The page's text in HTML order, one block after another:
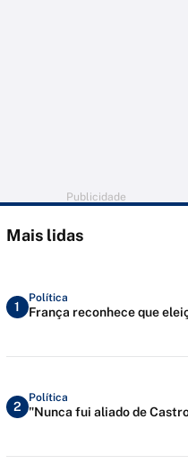
Publicidade
Mais lidas
1
Política
França reconhece que
2
Política
"Nunca fui aliado de